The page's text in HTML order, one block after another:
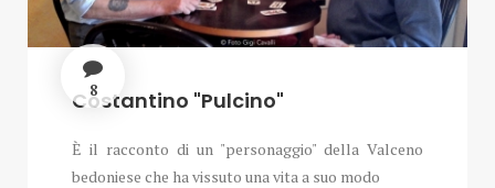
8
Costantino "Pulcino"
È il racconto di un "personaggio" della Valceno
bedoniese che ha vissuto una vita a suo modo